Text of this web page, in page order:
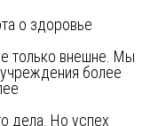
о здоровье
более